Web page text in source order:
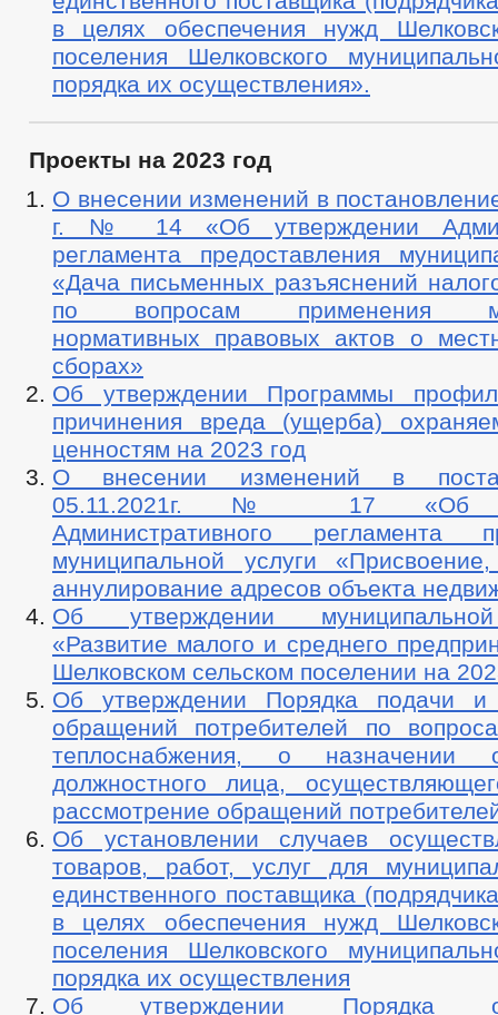
в целях обеспечения нужд
поселения Шелковского
порядка их осуществления».
Проекты на 2023 год
О внесении изменений в
г. № 14 «Об утверждении
регламента предоставления
«Дача письменных разъяснений
по вопросам применения
нормативных правовых актов о
сборах»
Об утверждении Программы
причинения вреда (ущерба)
ценностям на 2023 год
О внесении изменений в
05.11.2021г. № 17 «Об
Административного регламента
муниципальной услуги
аннулирование адресов объекта
Об утверждении
«Развитие малого и среднего
Шелковском сельском поселении на
Об утверждении Порядка подачи и
обращений потребителей по
теплоснабжения, о назначении
должностного лица,
рассмотрение обращений
Об установлении случаев
товаров, работ, услуг для
единственного поставщика
в целях обеспечения нужд
поселения Шелковского
порядка их осуществления
Об утверждении Порядка